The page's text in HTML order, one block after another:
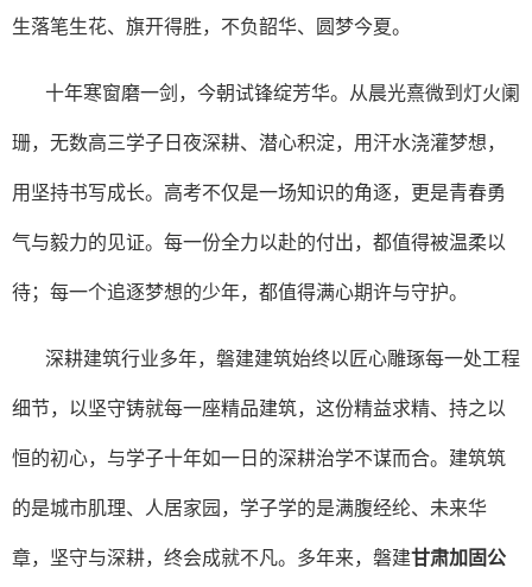
生落笔生花、旗开得胜，不负韶华、圆梦今夏。
十年寒窗磨一剑，今朝试锋绽芳华。从晨光熹微到灯火阑
珊，无数高三学子日夜深耕、潜心积淀，用汗水浇灌梦想，
用坚持书写成长。高考不仅是一场知识的角逐，更是青春勇
气与毅力的见证。每一份全力以赴的付出，都值得被温柔以
待；每一个追逐梦想的少年，都值得满心期许与守护。
深耕建筑行业多年，磐建建筑始终以匠心雕琢每一处工程
细节，以坚守铸就每一座精品建筑，这份精益求精、持之以
恒的初心，与学子十年如一日的深耕治学不谋而合。建筑筑
的是城市肌理、人居家园，学子学的是满腹经纶、未来华
章，坚守与深耕，终会成就不凡。多年来，磐建甘肃加固公